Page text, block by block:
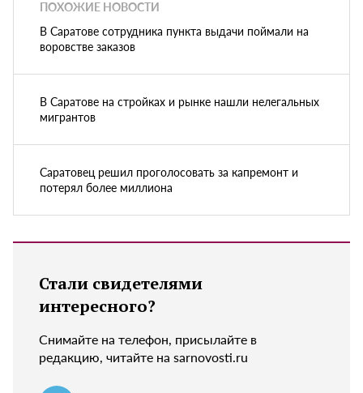
ПОХОЖИЕ НОВОСТИ
В Саратове сотрудника пункта выдачи поймали на
воровстве заказов
В Саратове на стройках и рынке нашли нелегальных
мигрантов
Саратовец решил проголосовать за капремонт и
потерял более миллиона
Стали свидетелями
интересного?
Снимайте на телефон, присылайте в
редакцию, читайте на sarnovosti.ru